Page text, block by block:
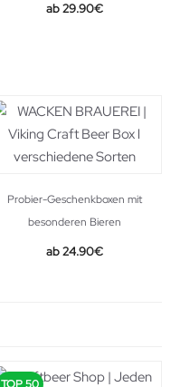
29.90€
Probier-Geschenkboxen mit
besonderen Bieren
24.90€